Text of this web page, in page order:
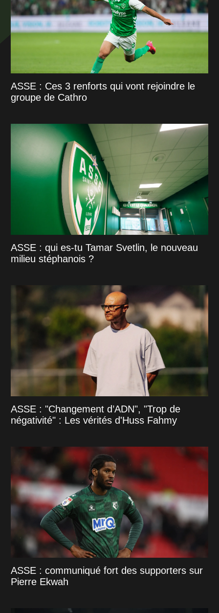
ASSE : Ces 3 renforts qui vont rejoindre le
groupe de Cathro
ASSE : qui es-tu Tamar Svetlin, le nouveau
milieu stéphanois ?
ASSE : "Changement d’ADN", "Trop de
négativité" : Les vérités d'Huss Fahmy
ASSE : communiqué fort des supporters sur
Pierre Ekwah